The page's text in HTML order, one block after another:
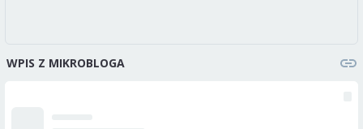
WPIS Z MIKROBLOGA